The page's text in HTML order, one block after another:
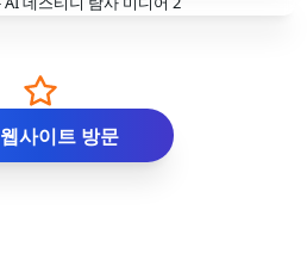
웹사이트 방문